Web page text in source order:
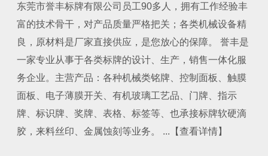
东莞市誉丰标牌有限公司员工90多人，拥有工作经验丰
富的技术骨干，对产品质量严格把关；各类机械设备精
良，原材料是厂家直接供应，是您放心的保障。 誉丰是
一家专业从事于各类标牌的设计、生产，销售一体化服
务企业。主营产品：各种机械类铭牌、控制面板、触膜
面板、电子薄膜开关、有机玻璃工艺品、门牌、指示
牌、标识牌、奖牌、表格、标签等、也承接标牌软硬滴
胶，来料丝印、金属蚀刻等业务。 ...【查看详情】